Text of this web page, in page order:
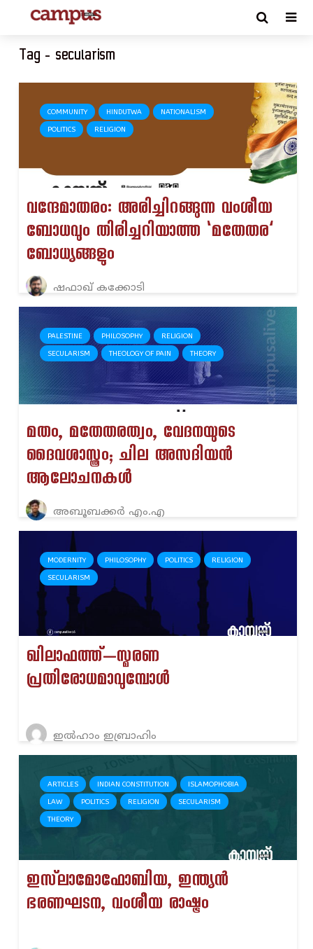
Tag - secularism
COMMUNITY HINDUTWA NATIONALISM
POLITICS RELIGION
വന്ദേമാതരം: അരിച്ചിറങ്ങുന്ന വംശീയ
ബോധവും തിരിച്ചറിയാത്ത ‘മതേതര’
ബോധ്യങ്ങളും
ഷഫാഖ് കക്കോടി
PALESTINE PHILOSOPHY RELIGION
SECULARISM THEOLOGY OF PAIN THEORY
മതം, മതേതരത്വം, വേദനയുടെ
ദൈവശാസ്ത്രം; ചില അസദിയൻ
ആലോചനകൾ
അബൂബക്കർ എം.എ
MODERNITY PHILOSOPHY POLITICS RELIGION
SECULARISM
ഖിലാഫത്ത്—സ്മരണ
പ്രതിരോധമാവുമ്പോൾ
ഇൽഹാം ഇബ്രാഹിം
ARTICLES INDIAN CONSTITUTION ISLAMOPHOBIA
LAW POLITICS RELIGION SECULARISM
THEORY
ഇസ്‌ലാമോഫോബിയ, ഇന്ത്യൻ
ഭരണഘടന, വംശീയ രാഷ്ട്രം